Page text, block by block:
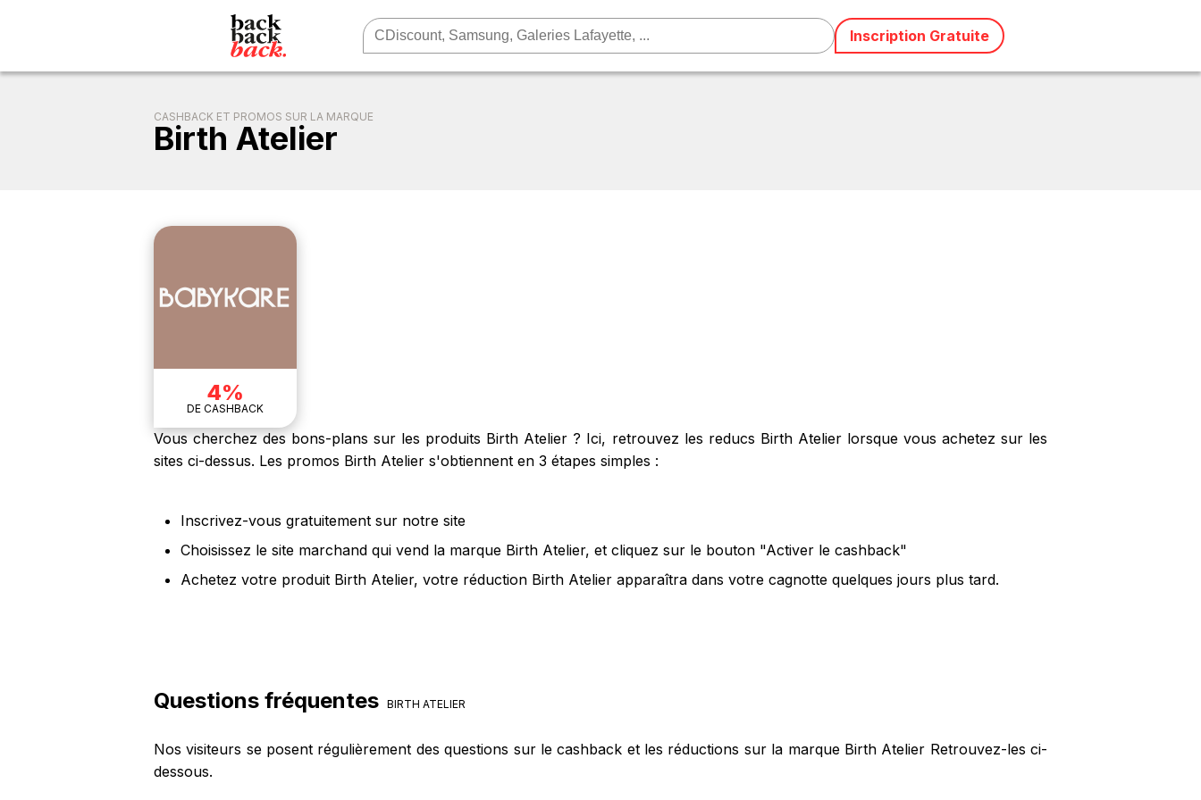
CASHBACK ET PROMOS SUR LA MARQUE
Birth Atelier
4%
DE CASHBACK
Vous cherchez des bons-plans sur les produits Birth Atelier ? Ici, retrouvez les reducs Birth Atelier lorsque vous achetez sur les
sites ci-dessus. Les promos Birth Atelier s'obtiennent en 3 étapes simples :
Inscrivez-vous gratuitement sur notre site
Choisissez le site marchand qui vend la marque Birth Atelier, et cliquez sur le bouton "Activer le cashback"
Achetez votre produit Birth Atelier, votre réduction Birth Atelier apparaîtra dans votre cagnotte quelques jours plus tard.
Questions fréquentes BIRTH ATELIER
Nos visiteurs se posent régulièrement des questions sur le cashback et les réductions sur la marque Birth Atelier Retrouvez-les ci-
dessous.
Inscription Gratuite